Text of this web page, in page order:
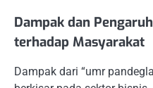
Dampak dan
terhadap Masyarakat
Dampak dari “umr